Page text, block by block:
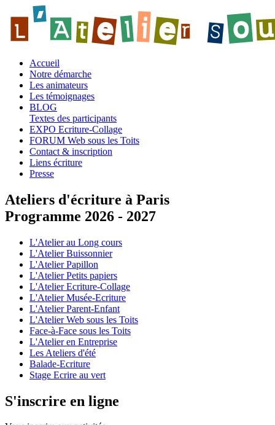
Accueil
Notre démarche
Les animateurs
Les témoignages
BLOG
Textes des participants
EXPO Ecriture-Collage
FORUM Web sous les Toits
Contact & inscription
Liens écriture
Presse
Ateliers d'écriture à Paris
Programme 2026 - 2027
L'Atelier au Long cours
L'Atelier Buissonnier
L'Atelier Papillon
L'Atelier Petits papiers
L'Atelier Ecriture-Collage
L'Atelier Musée-Ecriture
L'Atelier Parent-Enfant
L'Atelier Web sous les Toits
Face-à-Face sous les Toits
L'Atelier en Entreprise
Les Ateliers d'été
Balade-Ecriture
Stage Ecrire au vert
S'inscrire en ligne